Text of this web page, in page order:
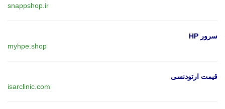
snappshop.ir
سرور HP
myhpe.shop
قیمت ارتودنسی
isarclinic.com